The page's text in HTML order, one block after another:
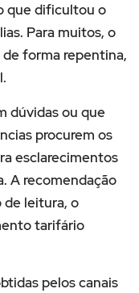
que dificultou o
Para muitos, o
forma repentina,
dúvidas ou que
procurem os
esclarecimentos
A recomendação
leitura, o
tarifário
pelos canais